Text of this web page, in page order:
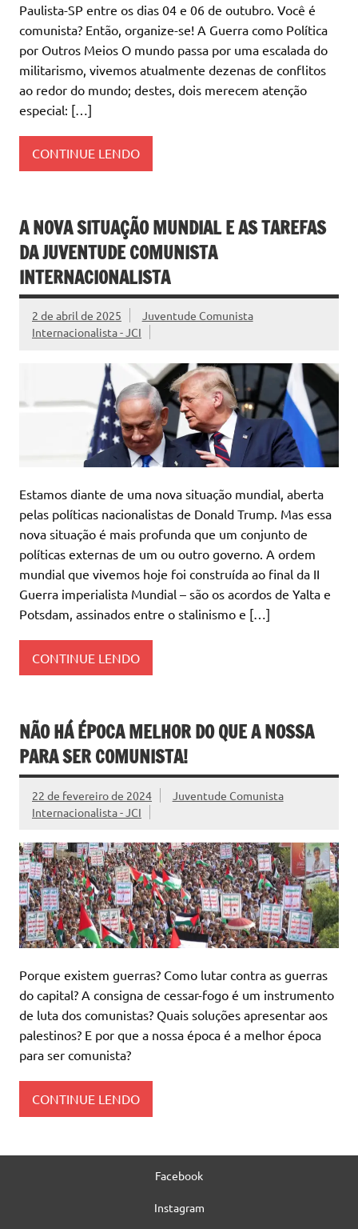
Paulista-SP entre os dias 04 e 06 de outubro. Você é
comunista? Então, organize-se! A Guerra como Política
por Outros Meios O mundo passa por uma escalada do
militarismo, vivemos atualmente dezenas de conflitos
ao redor do mundo; destes, dois merecem atenção
especial: […]
CONTINUE LENDO
A NOVA SITUAÇÃO MUNDIAL E AS TAREFAS
DA JUVENTUDE COMUNISTA
INTERNACIONALISTA
2 de abril de 2025
Juventude Comunista
Internacionalista - JCI
Estamos diante de uma nova situação mundial, aberta
pelas políticas nacionalistas de Donald Trump. Mas essa
nova situação é mais profunda que um conjunto de
políticas externas de um ou outro governo. A ordem
mundial que vivemos hoje foi construída ao final da II
Guerra imperialista Mundial – são os acordos de Yalta e
Potsdam, assinados entre o stalinismo e […]
CONTINUE LENDO
NÃO HÁ ÉPOCA MELHOR DO QUE A NOSSA
PARA SER COMUNISTA!
22 de fevereiro de 2024
Juventude Comunista
Internacionalista - JCI
Porque existem guerras? Como lutar contra as guerras
do capital? A consigna de cessar-fogo é um instrumento
de luta dos comunistas? Quais soluções apresentar aos
palestinos? E por que a nossa época é a melhor época
para ser comunista?
CONTINUE LENDO
Facebook
Instagram